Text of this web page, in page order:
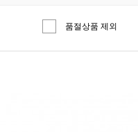
품절상품 제외